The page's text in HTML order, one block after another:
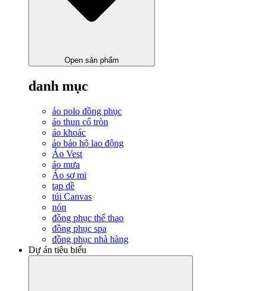
Open sản phẩm
danh mục
áo polo đồng phục
áo thun cổ tròn
áo khoác
áo bảo hộ lao động
Áo Vest
áo mưa
Áo sơ mi
tạp dề
túi Canvas
nón
đồng phục thể thao
đồng phục spa
đồng phục nhà hàng
Dự án tiêu biểu